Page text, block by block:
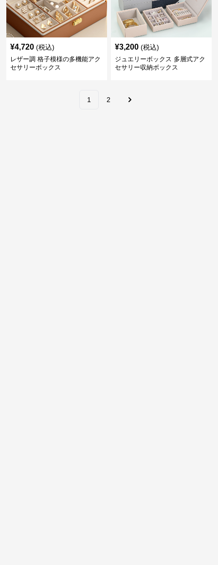
¥4,720 (税込)
レザー調 格子模様の多機能アク
セサリーボックス
¥3,200 (税込)
ジュエリーボックス 多層式アク
セサリー収納ボックス
1 2